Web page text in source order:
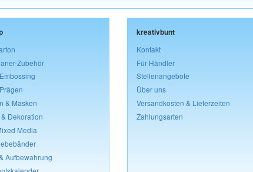
Zubehör
& Masken
Dekoration
Media
Aufbewahrung
kreativbunt
Kontakt
Für Händler
Stellenangebote
Über uns
Versandkosten & Lieferzeiten
Zahlungsarten